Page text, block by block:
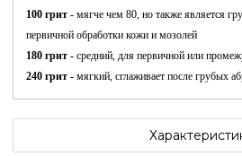
100 грит - мягче чем 80, но также является
первичной обработки кожи и мозолей
180 грит - средний, для первичной или
240 грит - мягкий, сглаживает после грубых